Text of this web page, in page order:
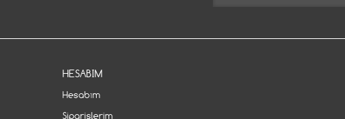
HESABIM
Hesabım
Siparişlerim